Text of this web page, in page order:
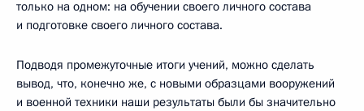
только на одном: на обучении своего личного состава
и подготовке своего личного состава.
Подводя промежуточные итоги учений, можно сделать
вывод, что, конечно же, с новыми образцами вооружений
и военной техники наши результаты были бы значительно